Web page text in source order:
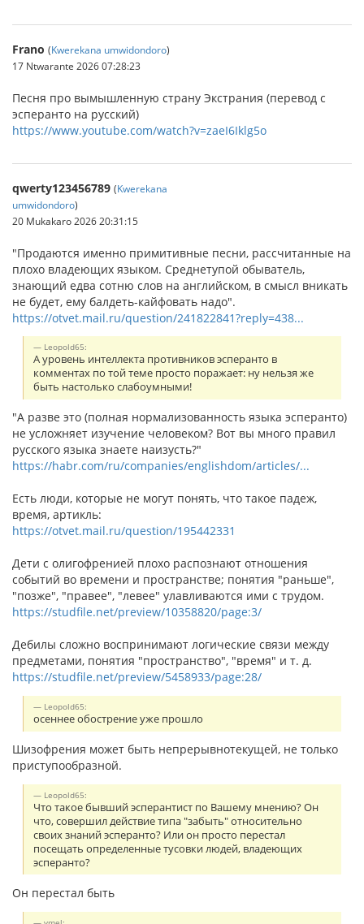
Frano (Kwerekana umwidondoro)
17 Ntwarante 2026 07:28:23
Песня про вымышленную страну Экстрания (перевод с
эсперанто на русский)
https://www.youtube.com/watch?v=zaeI6Iklg5o
qwerty123456789 (Kwerekana
umwidondoro)
20 Mukakaro 2026 20:31:15
"Продаются именно примитивные песни, рассчитанные на
плохо владеющих языком. Среднетупой обыватель,
знающий едва сотню слов на английском, в смысл вникать
не будет, ему балдеть-кайфовать надо".
https://otvet.mail.ru/question/241822841?reply=438...
Leopold65:
А уровень интеллекта противников эсперанто в
комментах по той теме просто поражает: ну нельзя же
быть настолько слабоумными!
"А разве это (полная нормализованность языка эсперанто)
не усложняет изучение человеком? Вот вы много правил
русского языка знаете наизусть?"
https://habr.com/ru/companies/englishdom/articles/...
Есть люди, которые не могут понять, что такое падеж,
время, артикль:
https://otvet.mail.ru/question/195442331
Дети с олигофренией плохо распознают отношения
событий во времени и пространстве; понятия "раньше",
"позже", "правее", "левее" улавливаются ими с трудом.
https://studfile.net/preview/10358820/page:3/
Дебилы сложно воспринимают логические связи между
предметами, понятия "пространство", "время" и т. д.
https://studfile.net/preview/5458933/page:28/
Leopold65:
осеннее обострение уже прошло
Шизофрения может быть непрерывнотекущей, не только
приступообразной.
Leopold65:
Что такое бывший эсперантист по Вашему мнению? Он
что, совершил действие типа "забыть" относительно
своих знаний эсперанто? Или он просто перестал
посещать определенные тусовки людей, владеющих
эсперанто?
Он перестал быть